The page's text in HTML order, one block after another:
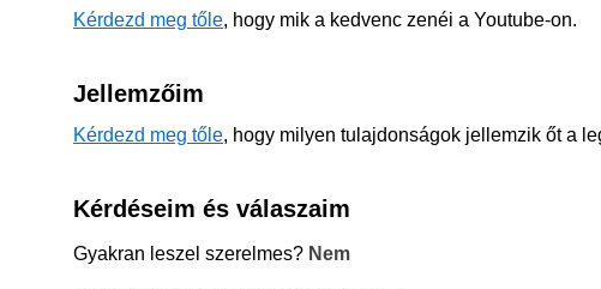
Kérdezd meg tőle, hogy mik a kedvenc zenéi a Youtube-on.
Jellemzőim
Kérdezd meg tőle, hogy milyen tulajdonságok jellemzik őt a
Kérdéseim és válaszaim
Gyakran leszel szerelmes? Nem